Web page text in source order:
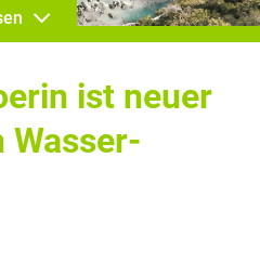
ist neuer
Wasser-